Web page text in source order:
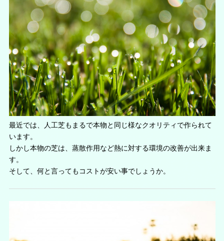
最近では、人工芝もまるで本物と同じ様なクオリティで作られて
います。
しかし本物の芝は、蒸散作用など熱に対する環境の改善が出来ま
す。
そして、何と言ってもコストが安い事でしょうか。